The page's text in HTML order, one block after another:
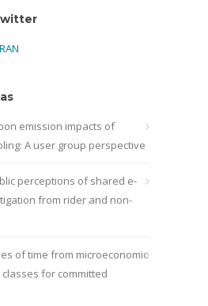
emission impacts of
A user group perspective
perceptions of shared e-
from rider and non-
of time from microeconomic
for committed